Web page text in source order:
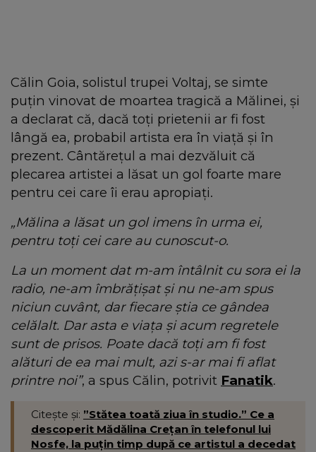
Călin Goia, solistul trupei Voltaj, se simte
puțin vinovat de moartea tragică a Mălinei, și
a declarat că, dacă toți prietenii ar fi fost
lângă ea, probabil artista era în viață și în
prezent. Cântărețul a mai dezvăluit că
plecarea artistei a lăsat un gol foarte mare
pentru cei care îi erau apropiați.
„Mălina a lăsat un gol imens în urma ei,
pentru toți cei care au cunoscut-o.
La un moment dat m-am întâlnit cu sora ei la
radio, ne-am îmbrățișat și nu ne-am spus
niciun cuvânt, dar fiecare știa ce gândea
celălalt. Dar asta e viața și acum regretele
sunt de prisos. Poate dacă toți am fi fost
alături de ea mai mult, azi s-ar mai fi aflat
printre noi”, a spus Călin, potrivit Fanatik.
Citește și: ”Stătea toată ziua în studio.” Ce a
descoperit Mădălina Crețan în telefonul lui
Nosfe, la puțin timp după ce artistul a decedat